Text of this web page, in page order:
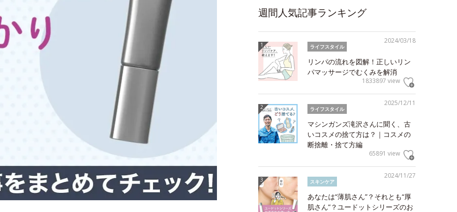
週間人気記事ランキング
2024/03/18
ライフスタイル
リンパの流れを図解！正しいリン
パマッサージでむくみを解消
1833897 view
2025/12/11
ライフスタイル
マシンガンズ滝沢さんに聞く、古
いコスメの捨て方は？｜コスメの
断捨離・捨て方編
65891 view
2024/11/27
スキンケア
あなたは“薄肌さん”？それとも“厚
肌さん”？ユードットシリーズのお